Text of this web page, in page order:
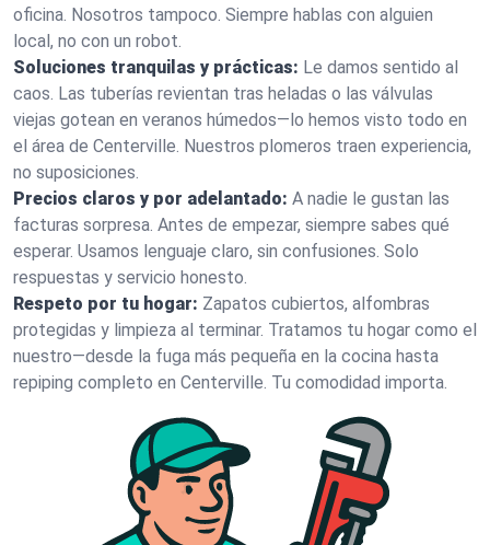
oficina. Nosotros tampoco. Siempre hablas con alguien
local, no con un robot.
Soluciones tranquilas y prácticas: Le damos sentido al
caos. Las tuberías revientan tras heladas o las válvulas
viejas gotean en veranos húmedos—lo hemos visto todo en
el área de Centerville. Nuestros plomeros traen experiencia,
no suposiciones.
Precios claros y por adelantado: A nadie le gustan las
facturas sorpresa. Antes de empezar, siempre sabes qué
esperar. Usamos lenguaje claro, sin confusiones. Solo
respuestas y servicio honesto.
Respeto por tu hogar: Zapatos cubiertos, alfombras
protegidas y limpieza al terminar. Tratamos tu hogar como el
nuestro—desde la fuga más pequeña en la cocina hasta
repiping completo en Centerville. Tu comodidad importa.